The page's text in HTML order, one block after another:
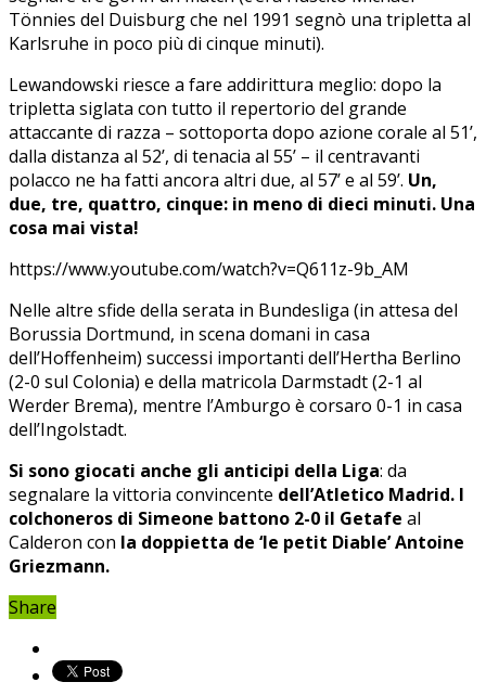
Tönnies del Duisburg che nel 1991 segnò una tripletta al
Karlsruhe in poco più di cinque minuti).
Lewandowski riesce a fare addirittura meglio: dopo la
tripletta siglata con tutto il repertorio del grande
attaccante di razza – sottoporta dopo azione corale al 51’,
dalla distanza al 52’, di tenacia al 55’ – il centravanti
polacco ne ha fatti ancora altri due, al 57’ e al 59’. Un,
due, tre, quattro, cinque: in meno di dieci minuti. Una
cosa mai vista!
https://www.youtube.com/watch?v=Q611z-9b_AM
Nelle altre sfide della serata in Bundesliga (in attesa del
Borussia Dortmund, in scena domani in casa
dell’Hoffenheim) successi importanti dell’Hertha Berlino
(2-0 sul Colonia) e della matricola Darmstadt (2-1 al
Werder Brema), mentre l’Amburgo è corsaro 0-1 in casa
dell’Ingolstadt.
Si sono giocati anche gli anticipi della Liga: da
segnalare la vittoria convincente dell’Atletico Madrid. I
colchoneros di Simeone battono 2-0 il Getafe al
Calderon con la doppietta de ‘le petit Diable’ Antoine
Griezmann.
Share